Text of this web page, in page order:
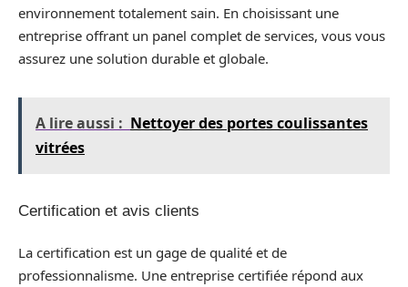
environnement totalement sain. En choisissant une
entreprise offrant un panel complet de services, vous vous
assurez une solution durable et globale.
A lire aussi : Nettoyer des portes coulissantes
vitrées
Certification et avis clients
La certification est un gage de qualité et de
professionnalisme. Une entreprise certifiée répond aux